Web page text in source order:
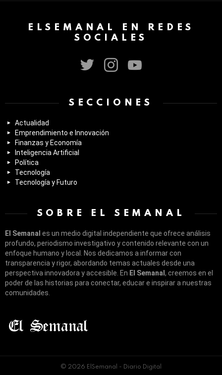
ELSEMANAL EN REDES
SOCIALES
SECCIONES
Actualidad
Emprendimiento e Innovación
Finanzas y Economía
Inteligencia Artificial
Política
Tecnología
Tecnología y Futuro
SOBRE EL SEMANAL
El Semanal es un medio digital independiente que ofrece análisis
profundo, periodismo investigativo y contenido relevante con un
enfoque humano y local. Nos dedicamos a informar con
transparencia y rigor, abordando temas actuales desde una
perspectiva innovadora y accesible. En El Semanal , creemos en el
poder de las historias para conectar, educar e inspirar a nuestras
comunidades.
© 2026 ElSemanal - Diario Digital